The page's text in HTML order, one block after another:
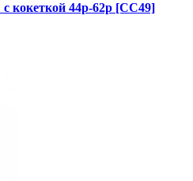
кокеткой 44р-62р [СС49]